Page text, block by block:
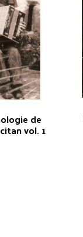
de
vol. 1